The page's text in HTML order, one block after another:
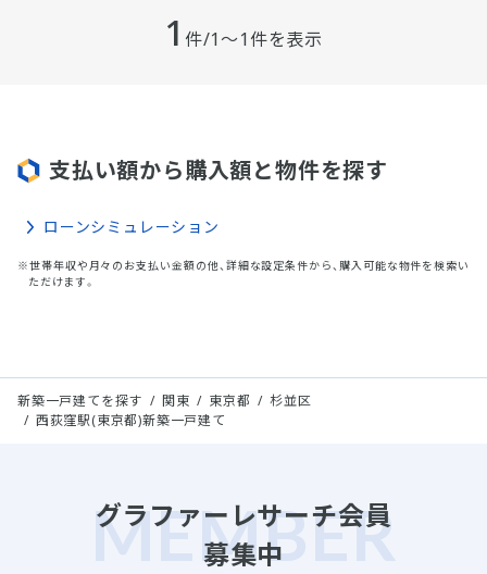
1 件/1～1件を表示
支払い額から購入額と物件を探す
ローンシミュレーション
※世帯年収や月々のお支払い金額の他、詳細な設定条件から、購入可能な物件を検索い
ただけます。
新築一戸建てを探す 関東 東京都
杉並区
西荻窪駅(東京都)新築一戸建て
グラファーレサーチ会員
募集中